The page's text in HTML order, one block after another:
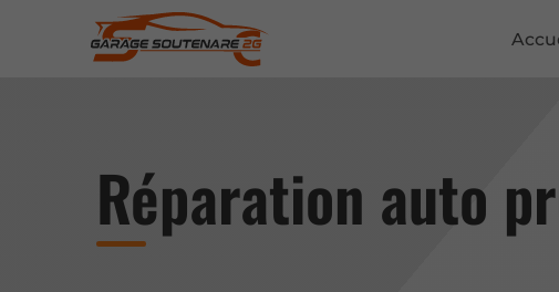
Réparation auto